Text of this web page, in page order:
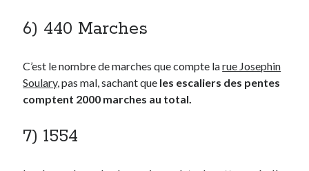
6) 440 Marches
C’est le nombre de marches que compte larue Josephin
Soulary, pas mal, sachant que les escaliers des pentes
comptent 2000 marches au total.
7) 1554